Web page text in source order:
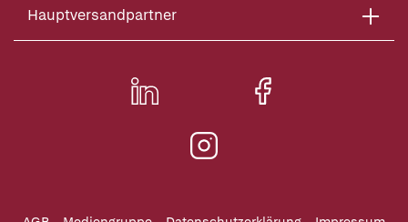
Hauptversandpartner